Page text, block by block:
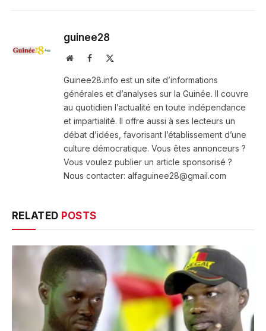
guinee28
WebsiteFacebook
Guinee28.info est un site d’informations
générales et d’analyses sur la Guinée. Il couvre
au quotidien l’actualité en toute indépendance
et impartialité. Il offre aussi à ses lecteurs un
débat d’idées, favorisant l’établissement d’une
culture démocratique. Vous êtes annonceurs ?
Vous voulez publier un article sponsorisé ?
Nous contacter: alfaguinee28@gmail.com
RELATED POSTS